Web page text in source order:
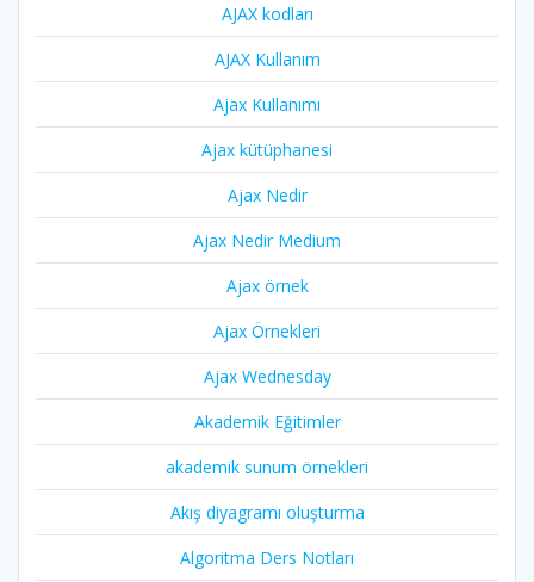
AJAX kodları
AJAX Kullanım
Ajax Kullanımı
Ajax kütüphanesi
Ajax Nedir
Ajax Nedir Medium
Ajax örnek
Ajax Örnekleri
Ajax Wednesday
Akademik Eğitimler
akademik sunum örnekleri
Akış diyagramı oluşturma
Algoritma Ders Notları